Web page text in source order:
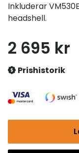
Inkluderar
headshell.
2 695 kr
Prishistorik